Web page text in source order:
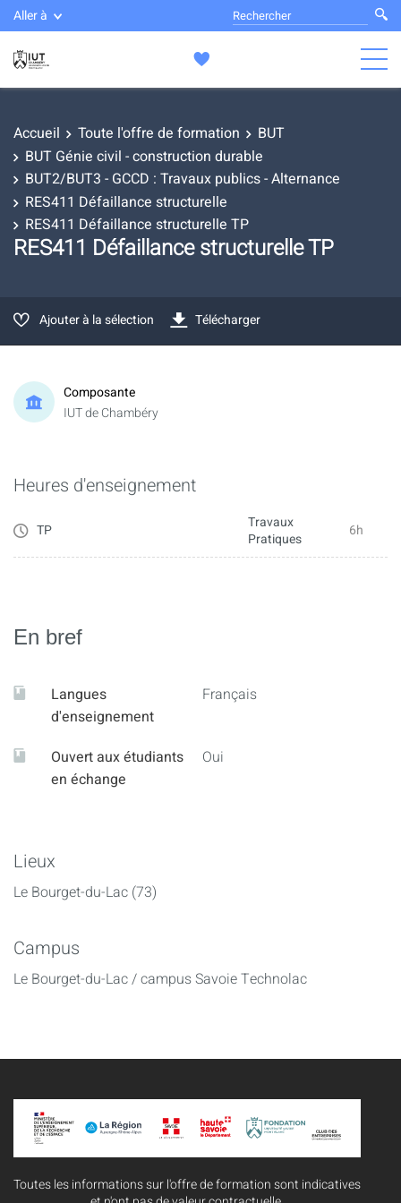
Aller à
Accueil Toute l'offre de formation
BUT
BUT Génie civil - construction durable
BUT2/BUT3 - GCCD : Travaux publics - Alternance
RES411 Défaillance structurelle
RES411 Défaillance structurelle TP
RES411 Défaillance structurelle TP
Ajouter à la sélection Télécharger
Composante
IUT de Chambéry
Heures d'enseignement
TP
Travaux
Pratiques
6h
En bref
Langues
d'enseignement
Français
Ouvert aux étudiants
en échange
Oui
Lieux
Le Bourget-du-Lac (73)
Campus
Le Bourget-du-Lac / campus Savoie Technolac
Toutes les informations sur l'offre de formation sont indicatives